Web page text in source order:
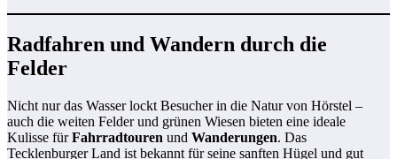
Radfahren und Wandern durch die
Felder
Nicht nur das Wasser lockt Besucher in die Natur von Hörstel –
auch die weiten Felder und grünen Wiesen bieten eine ideale
Kulisse fürFahrradtouren und Wanderungen. Das
Tecklenburger Land ist bekannt für seine sanften Hügel und gut